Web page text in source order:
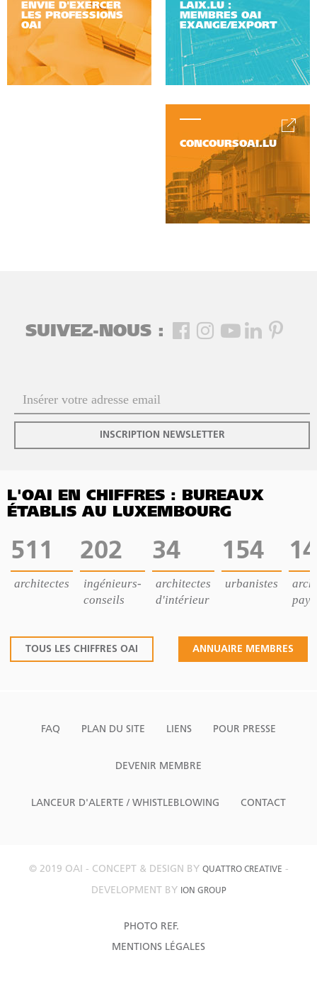
ENVIE D'EXERCER
LES PROFESSIONS
OAI
LAIX.LU :
MEMBRES OAI
EXANGE/EXPORT
CONCOURSOAI.LU
SUIVEZ-NOUS :
INSCRIPTION NEWSLETTER
L'OAI EN CHIFFRES : BUREAUX
ÉTABLIS AU LUXEMBOURG
511
architectes
202
ingénieurs-
conseils
34
architectes
d'intérieur
154
urbanistes
14
TOUS LES CHIFFRES OAI ANNUAIRE MEMBRES
FAQ PLAN DU SITE LIENS POUR PRESSE
DEVENIR MEMBRE
LANCEUR D'ALERTE / WHISTLEBLOWING CONTACT
© 2019 OAI - CONCEPT & DESIGN BY QUATTRO CREATIVE -
DEVELOPMENT BY ION GROUP
PHOTO REF.
MENTIONS LÉGALES